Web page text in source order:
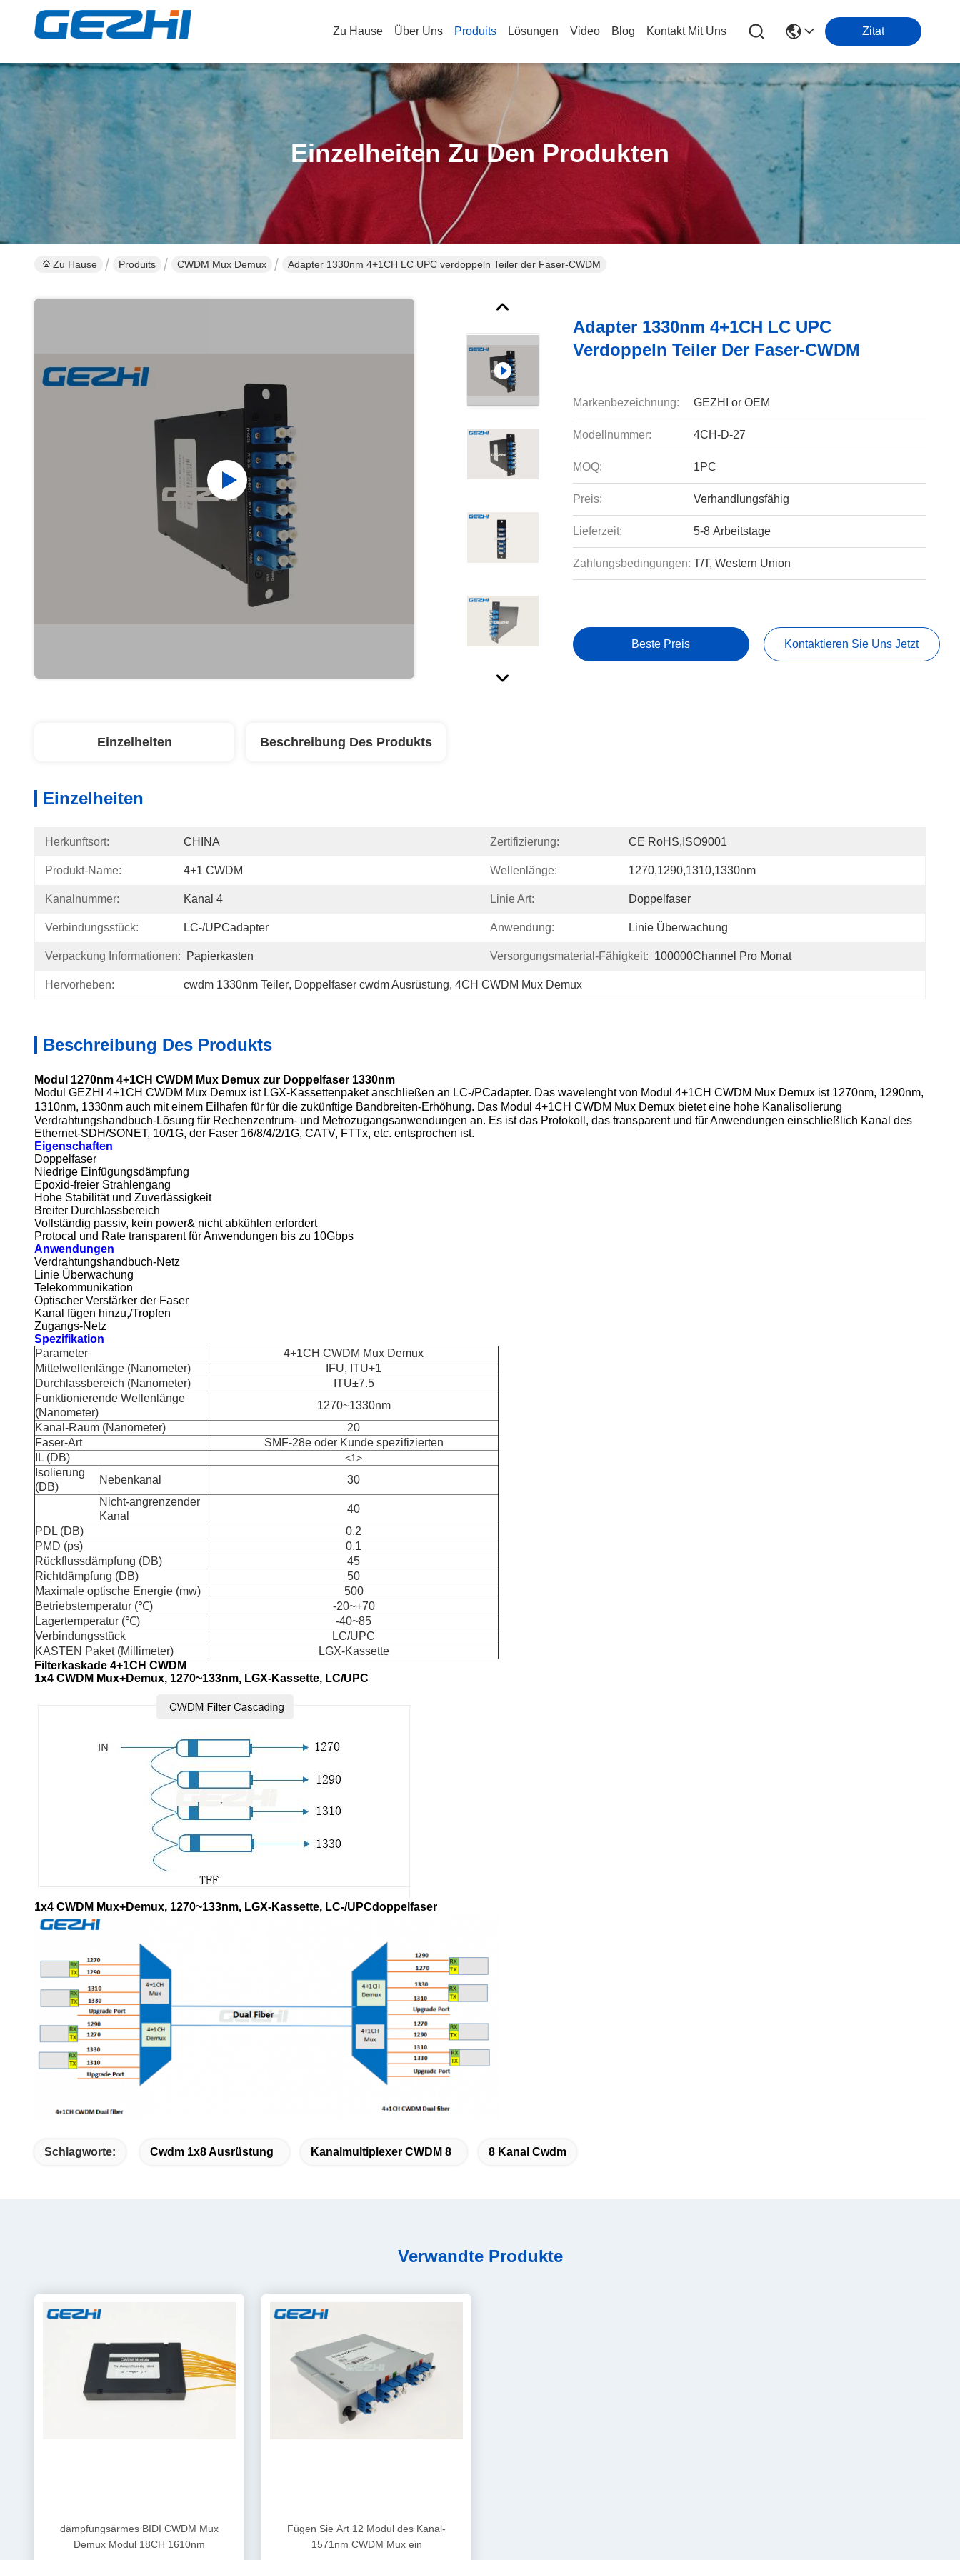
Zu Hause Über Uns Produits Lösungen Video Blog Kontakt Mit Uns Zitat
Einzelheiten Zu Den Produkten
Zu Hause Produits CWDM Mux Demux Adapter 1330nm 4+1CH LC UPC verdoppeln Teiler der Faser-CWDM
Adapter 1330nm 4+1CH LC UPC
Verdoppeln Teiler Der Faser-CWDM
Markenbezeichnung: GEZHI or OEM
Modellnummer: 4CH-D-27
MOQ: 1PC
Preis: Verhandlungsfähig
Lieferzeit: 5-8 Arbeitstage
Zahlungsbedingungen: T/T, Western Union
Beste Preis Kontaktieren Sie Uns Jetzt
Einzelheiten Beschreibung Des Produkts
Einzelheiten
Herkunftsort: CHINA Zertifizierung: CE RoHS,ISO9001
Produkt-Name: 4+1 CWDM Wellenlänge: 1270,1290,1310,1330nm
Kanalnummer: Kanal 4 Linie Art: Doppelfaser
Verbindungsstück: LC-/UPCadapter Anwendung: Linie Überwachung
Verpackung Informationen: Papierkasten Versorgungsmaterial-Fähigkeit: 100000Channel Pro Monat
Hervorheben: cwdm 1330nm Teiler, Doppelfaser cwdm Ausrüstung, 4CH CWDM Mux Demux
Beschreibung Des Produkts
Modul 1270nm 4+1CH CWDM Mux Demux zur Doppelfaser 1330nm
Modul GEZHI 4+1CH CWDM Mux Demux ist LGX-Kassettenpaket anschließen an LC-/PCadapter. Das wavelenght von Modul 4+1CH CWDM Mux Demux ist 1270nm, 1290nm,
1310nm, 1330nm auch mit einem Eilhafen für für die zukünftige Bandbreiten-Erhöhung. Das Modul 4+1CH CWDM Mux Demux bietet eine hohe Kanalisolierung
Verdrahtungshandbuch-Lösung für Rechenzentrum- und Metrozugangsanwendungen an. Es ist das Protokoll, das transparent und für Anwendungen einschließlich Kanal des
Ethernet-SDH/SONET, 10/1G, der Faser 16/8/4/2/1G, CATV, FTTx, etc. entsprochen ist.
Eigenschaften
Doppelfaser
Niedrige Einfügungsdämpfung
Epoxid-freier Strahlengang
Hohe Stabilität und Zuverlässigkeit
Breiter Durchlassbereich
Vollständig passiv, kein power& nicht abkühlen erfordert
Protocal und Rate transparent für Anwendungen bis zu 10Gbps
Anwendungen
Verdrahtungshandbuch-Netz
Linie Überwachung
Telekommunikation
Optischer Verstärker der Faser
Kanal fügen hinzu,/Tropfen
Zugangs-Netz
Spezifikation
Parameter
4+1CH CWDM Mux Demux
Mittelwellenlänge (Nanometer)
IFU, ITU+1
Durchlassbereich (Nanometer)
ITU±7.5
Funktionierende Wellenlänge
(Nanometer)
1270~1330nm
Kanal-Raum (Nanometer)
20
Faser-Art
SMF-28e oder Kunde spezifizierten
IL (DB)
<1>
Isolierung
(DB)
Nebenkanal
30
Nicht-angrenzender
Kanal
40
PDL (DB)
0,2
PMD (ps)
0,1
Rückflussdämpfung (DB)
45
Richtdämpfung (DB)
50
Maximale optische Energie (mw)
500
Betriebstemperatur (℃)
-20~+70
Lagertemperatur (℃)
-40~85
Verbindungsstück
LC/UPC
KASTEN Paket (Millimeter)
LGX-Kassette
Filterkaskade 4+1CH CWDM
1x4 CWDM Mux+Demux, 1270~133nm, LGX-Kassette, LC/UPC
1x4 CWDM Mux+Demux, 1270~133nm, LGX-Kassette, LC-/UPCdoppelfaser
Schlagworte: Cwdm 1x8 Ausrüstung Kanalmultiplexer CWDM 8 8 Kanal Cwdm
Verwandte Produkte
dämpfungsärmes BIDI CWDM Mux
Demux Modul 18CH 1610nm
Fügen Sie Art 12 Modul des Kanal-
1571nm CWDM Mux ein